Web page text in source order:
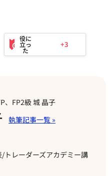
+3
、FP2級 城 晶子
トレーダーズアカデミー講